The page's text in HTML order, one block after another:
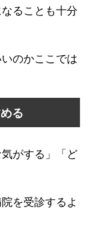
ることも十分
のかここでは
る
がする」「ど
を受診するよ